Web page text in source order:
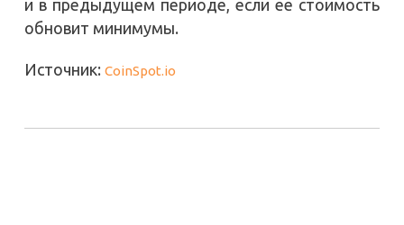
и в предыдущем периоде, если ее стоимость
обновит минимумы.
Источник: CoinSpot.io